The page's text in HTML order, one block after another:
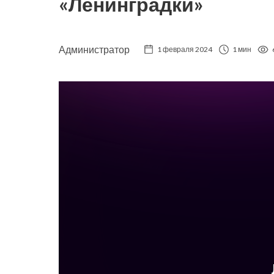
Администратор 1 февраля 2024 1 мин